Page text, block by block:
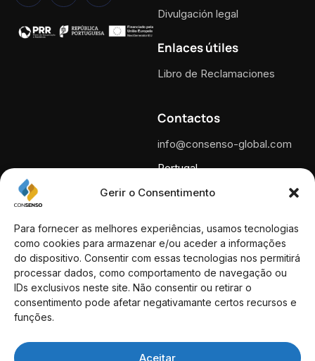
Gerir o Consentimento
Para fornecer as melhores experiências, usamos tecnologias
como cookies para armazenar e/ou aceder a informações
do dispositivo. Consentir com essas tecnologias nos permitirá
processar dados, como comportamento de navegação ou
IDs exclusivos neste site. Não consentir ou retirar o
consentimento pode afetar negativamante certos recursos e
funções.
Aceitar
Divulgación legal
Enlaces útiles
Libro de Reclamaciones
Contactos
info@consenso-global.com
Portugal
España
+34 930 460 118
Direcciones
Rua das Portas de Santo
Antão, n.º 89 1169-022 Lisboa